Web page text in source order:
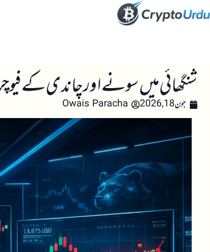
شنگھائی میں سونے اور چاندی کے
جون 18, 2026 Owais Paracha